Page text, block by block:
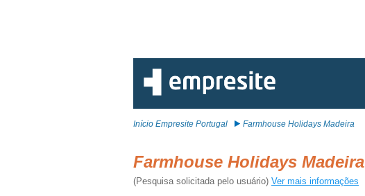
Início Empresite Portugal Farmhouse Holidays Madeira
Farmhouse Holidays Madeira
(Pesquisa solicitada pelo usuário) Ver mais informações